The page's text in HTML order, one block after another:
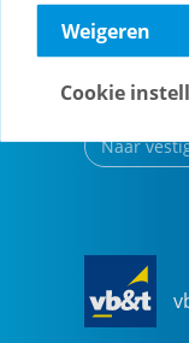
Steenweg 18
5707 CG
0492-505510
Naar
Weigeren
Cookie